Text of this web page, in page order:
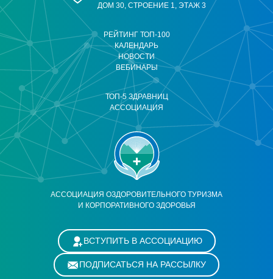
АССОЦИАЦИЯ ОЗДОРОВИТЕЛЬНОГО ТУРИЗМА
И КОРПОРАТИВНОГО ЗДОРОВЬЯ
РЕЙТИНГ ТОП-100
КАЛЕНДАРЬ
НОВОСТИ
ВЕБИНАРЫ
ТОП-5 ЗДРАВНИЦ
АССОЦИАЦИЯ
ДОМ 30, СТРОЕНИЕ 1, ЭТАЖ 3
ВСТУПИТЬ В АССОЦИАЦИЮ
ПОДПИСАТЬСЯ НА РАССЫЛКУ